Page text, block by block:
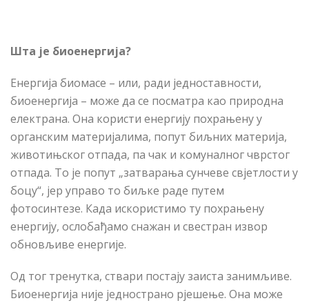
Шта је биоенергија?
Енергија биомасе – или, ради једноставности,
биоенергија – може да се посматра као природна
електрана. Она користи енергију похрањену у
органским материјалима, попут биљних материја,
животињског отпада, па чак и комуналног чврстог
отпада. То је попут „затварања сунчеве свјетлости у
боцу“, јер управо то биљке раде путем
фотосинтезе. Када искористимо ту похрањену
енергију, ослобађамо снажан и свестран извор
обновљиве енергије.
Од тог тренутка, ствари постају заиста занимљиве.
Биоенергија није једнострано рјешење. Она може